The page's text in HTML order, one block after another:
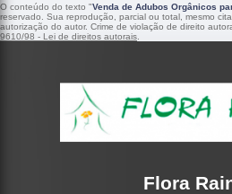
O conteúdo do texto "Venda de Adubos Orgânicos
reservado. Sua reprodução, parcial ou total, mesmo
autorização do autor. Crime de violação de direito
9610/98 - Lei de direitos autorais
Flora